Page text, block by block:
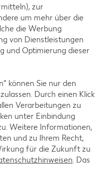
Angebote anzeigen
zur
um mehr über die
die Werbung
von Dienstleistungen
und Optimierung dieser
können Sie nur den
Durch einen Klick
Verarbeitungen zu
unter Einbindung
Weitere Informationen,
und zu Ihrem Recht,
für die Zukunft zu
. Das